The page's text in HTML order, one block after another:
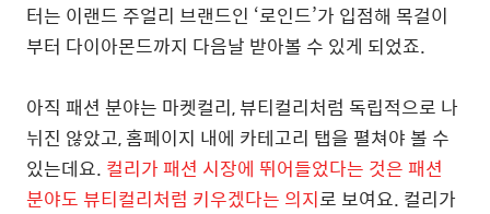
터는 이랜드 주얼리 브랜드인 ‘로인드’가 입점해 목걸이
부터 다이아몬드까지 다음날 받아볼 수 있게 되었죠.
아직 패션 분야는 마켓컬리, 뷰티컬리처럼 독립적으로 나
뉘진 않았고, 홈페이지 내에 카테고리 탭을 펼쳐야 볼 수
있는데요. 컬리가 패션 시장에 뛰어들었다는 것은 패션
분야도 뷰티컬리처럼 키우겠다는 의지로 보여요. 컬리가